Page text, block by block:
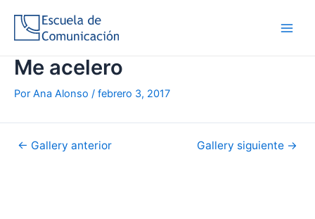
contenido
Me acelero
Por Ana Alonso / febrero 3, 2017
Navegación
← Gallery anterior Gallery siguiente →